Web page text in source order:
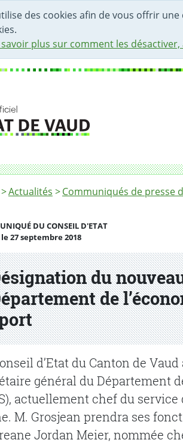
des cookies afin de vous offrir
plus sur comment les
DU CONTENU DE LA PAGE
AU CHAMP DE RECHERCHE
D'ACCUEILDE CONTACT
Actualités Communiqués de presse
du nouveau secrétaire général
du
de
DU CONSEIL D'ETAT
27 septembre 2018
d’Etat du Canton de
général du Département
actuellement chef du service
M. Grosjean prendra ses
Jordan Meier, nommée